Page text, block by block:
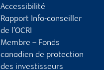
Accessibilité
Rapport Info-conseiller
de l’OCRI
Membre – Fonds
canadien de protection
des investisseurs